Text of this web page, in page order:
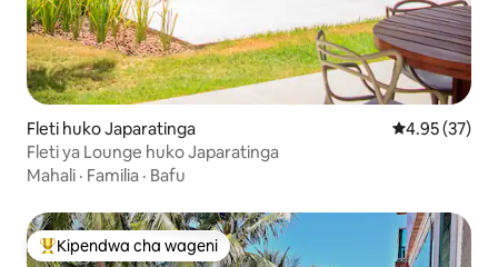
Fleti huko Japaratinga Ukadiriaji wa
4.95 (37)
Fleti ya Lounge huko Japaratinga
Mahali · Familia · Bafu
Kipendwa maarufu cha wageni
Kipendwa cha wageni